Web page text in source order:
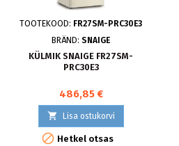
TOOTEKOOD: FR27SM-PRC30E3
BRÄND: SNAIGE
KÜLMIK SNAIGE FR27SM-
PRC30E3
486,85 €
 Lisa ostukorvi
 Hetkel otsas